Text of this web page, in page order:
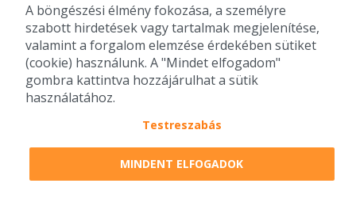
2025-12-11 - Gergely:
Minden rendben volt. Csak ajánlani
tudom őket.
2025-11-14 - István:
2025-10-05 - Judit:
Köszönjük szépen, isteni finom volt a
nagy gyros tál hasábbal. Rég ettem
A böngészési élmény fokozása, a személyre
szabott hirdetések vagy tartalmak megjelenítése,
valamint a forgalom elemzése érdekében sütiket
(cookie) használunk. A "Mindet elfogadom"
gombra kattintva hozzájárulhat a sütik
használatához.
Testreszabás
MINDENT ELFOGADOK